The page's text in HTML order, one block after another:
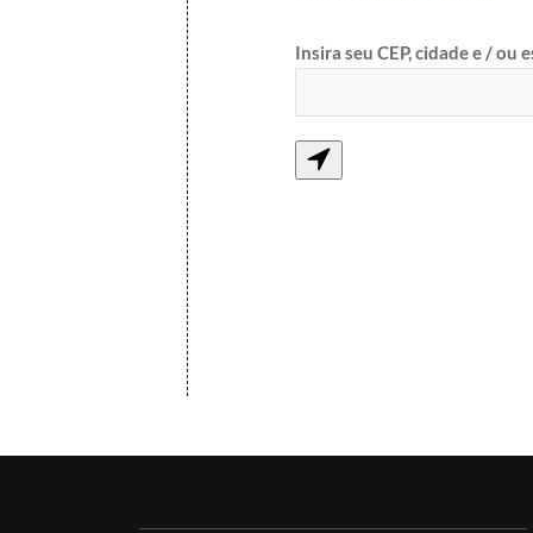
Insira seu CEP, cidade e / ou